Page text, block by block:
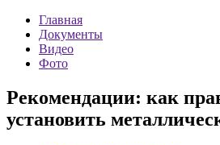
Главная
Документы
Видео
Фото
Рекомендации: как
установить